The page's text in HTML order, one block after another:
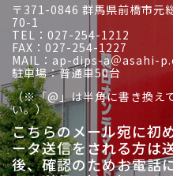
〒371-0846 群馬県前橋市元
70-1
TEL：027-254-1212
FAX：027-254-1227
MAIL：ap-dips-a＠asahi-
駐車場：普通車50台
（※「@」は半角に書き換え
い。）
こちらのメール宛に初
ータ送信をされる方は
後、確認のためお電話